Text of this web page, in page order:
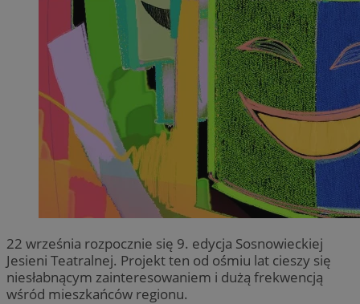
22 września rozpocznie się 9. edycja Sosnowieckiej
Jesieni Teatralnej. Projekt ten od ośmiu lat cieszy się
niesłabnącym zainteresowaniem i dużą frekwencją
wśród mieszkańców regionu.